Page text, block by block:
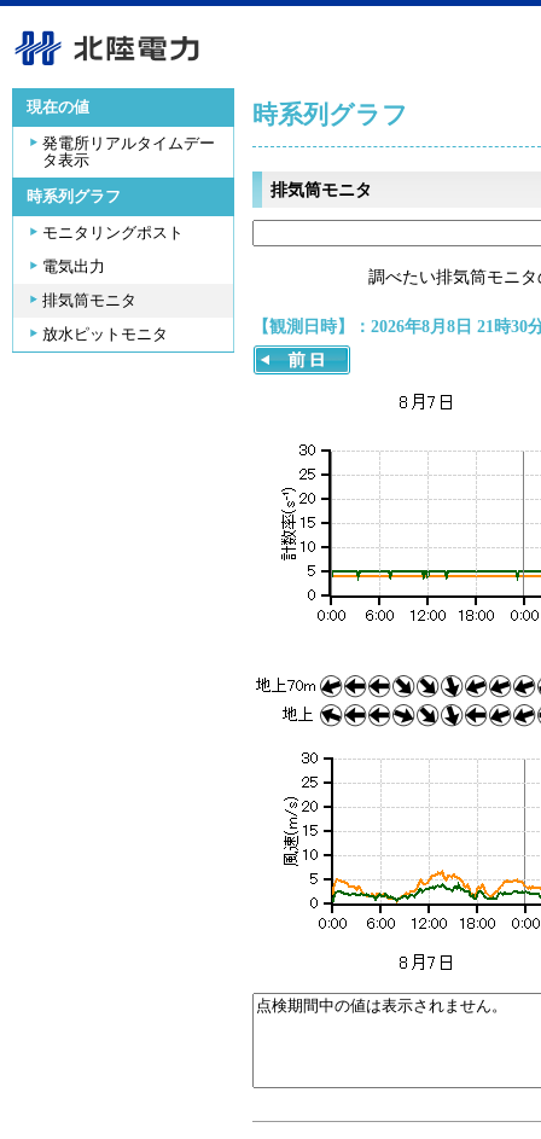
現在の値
発電所リアルタイムデー
タ表示
時系列グラフ
モニタリングポスト
電気出力
排気筒モニタ
放水ピットモニタ
時系列グラフ
排気筒モニタ
調べたい排気筒モニ
【観測日時】：2026年8月8日 21時30